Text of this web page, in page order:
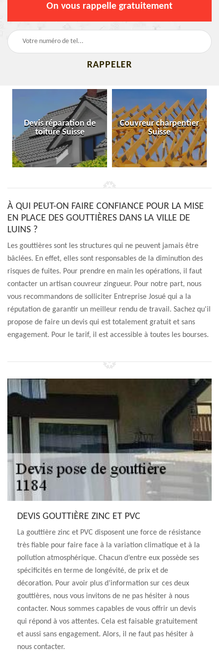
On vous rappelle gratuitement
Devis réparation de
toiture Suisse
Couvreur charpentier
Suisse
À QUI PEUT-ON FAIRE CONFIANCE POUR LA MISE
EN PLACE DES GOUTTIÈRES DANS LA VILLE DE
LUINS ?
Les gouttières sont les structures qui ne peuvent jamais être
bâclées. En effet, elles sont responsables de la diminution des
risques de fuites. Pour prendre en main les opérations, il faut
contacter un artisan couvreur zingueur. Pour notre part, nous
vous recommandons de solliciter Entreprise Josué qui a la
réputation de garantir un meilleur rendu de travail. Sachez qu'il
propose de faire un devis qui est totalement gratuit et sans
engagement. Pour le tarif, il est accessible à toutes les bourses.
DEVIS GOUTTIÈRE ZINC ET PVC
La gouttière zinc et PVC disposent une force de résistance
très fiable pour faire face à la variation climatique et à la
pollution atmosphérique. Chacun d’entre eux possède ses
spécificités en terme de longévité, de prix et de
décoration. Pour avoir plus d’information sur ces deux
gouttières, nous vous invitons de ne pas hésiter à nous
contacter. Nous sommes capables de vous offrir un devis
qui répond à vos attentes. Cela est faisable gratuitement
et aussi sans engagement. Alors, il ne faut pas hésiter à
nous contacter.